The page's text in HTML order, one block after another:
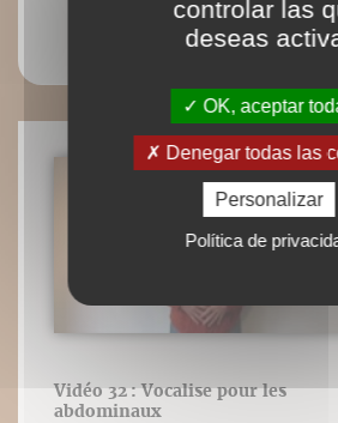
Vidéo 32 : Vocalise pour les
abdominaux
controlar las
deseas
OK, aceptar
Denegar todas las
Personalizar
Política de